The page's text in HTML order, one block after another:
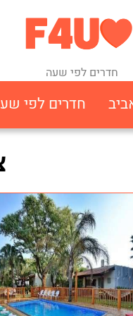
חדרים לפי שעה
חדרים לפי